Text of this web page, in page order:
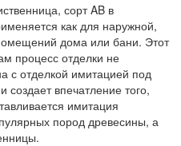
сорт AB в
как для наружной,
дома или бани. Этот
процесс отделки не
с отделкой имитацией под
создает впечатление того,
имитация
пород древесины, а